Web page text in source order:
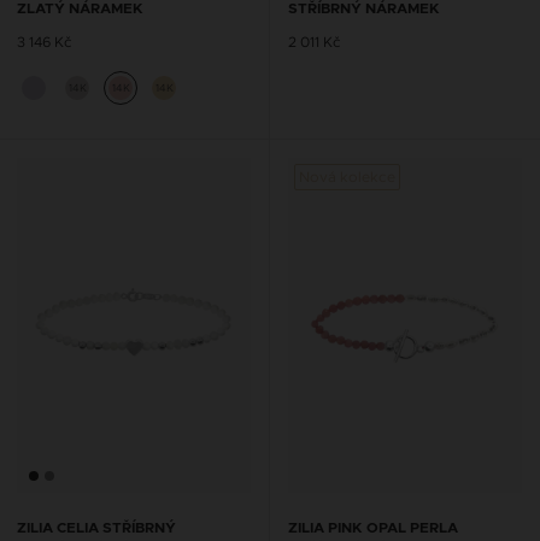
ZLATÝ NÁRAMEK
3 146 Kč
STŘÍBRNÝ NÁRAMEK
2 011 Kč
ZILIA CELIA STŘÍBRNÝ
ZILIA PINK OPAL PERLA